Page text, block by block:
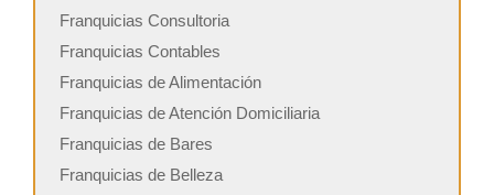
Franquicias Consultoria
Franquicias Contables
Franquicias de Alimentación
Franquicias de Atención Domiciliaria
Franquicias de Bares
Franquicias de Belleza